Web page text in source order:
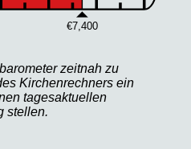
€7,400
zeitnah zu
Kirchenrechners ein
tagesaktuellen
stellen.